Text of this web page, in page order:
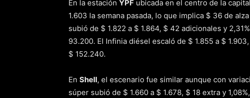
En la estación YPF ubicada en el centro de la
1.603 la semana pasada, lo que implica $ 36 de
subió de $ 1.822 a $ 1.864, $ 42 adicionales y
93.200. El Infinia diésel escaló de $ 1.855 a $
$ 152.240.
En Shell, el escenario fue similar aunque con
súper subió de $ 1.660 a $ 1.678, $ 18 extra y